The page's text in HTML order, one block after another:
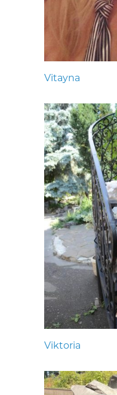
Vitayna
Viktoria